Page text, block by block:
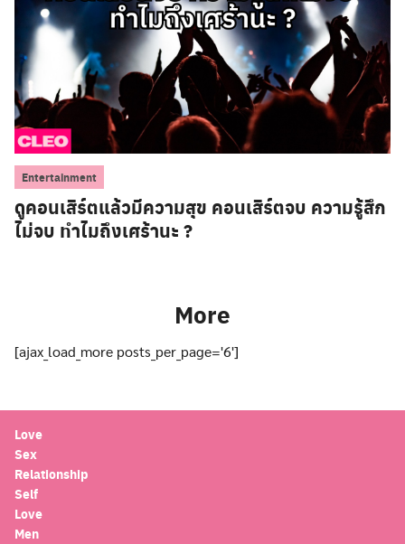
Entertainment
ดูคอนเสิร์ตแล้วมีความสุข คอนเสิร์ตจบ ความรู้สึก
ไม่จบ ทำไมถึงเศร้านะ ?
More
[ajax_load_more posts_per_page='6']
Love
Sex
Relationship
Self
Love
Men